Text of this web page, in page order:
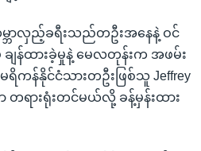
ဘာလှည့်ခရီးသည်တဦးအနေနဲ့ ဝင်
ချန်ထားခဲ့မှုနဲ့ မေလတုန်းက အဖမ်း
ကန်နိုင်ငံသားတဦးဖြစ်သူ Jeffrey
တရားရုံးတင်မယ်လို့ ခန့်မှန်းထား